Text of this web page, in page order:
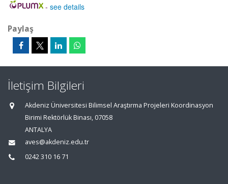
- see details
Paylaş
İletişim Bilgileri
Akdeniz Üniversitesi Bilimsel Araştırma Projeleri Koordinasyon
Birimi Rektörlük Binası, 07058
ANTALYA
aves@akdeniz.edu.tr
0242 310 16 71